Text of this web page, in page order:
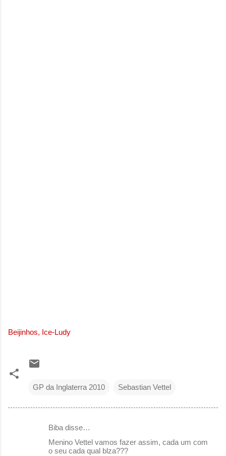
Beijinhos, Ice-Ludy
GP da Inglaterra 2010 Sebastian Vettel
Biba disse…
Menino Vettel vamos fazer assim, cada um com
o seu cada qual blza???